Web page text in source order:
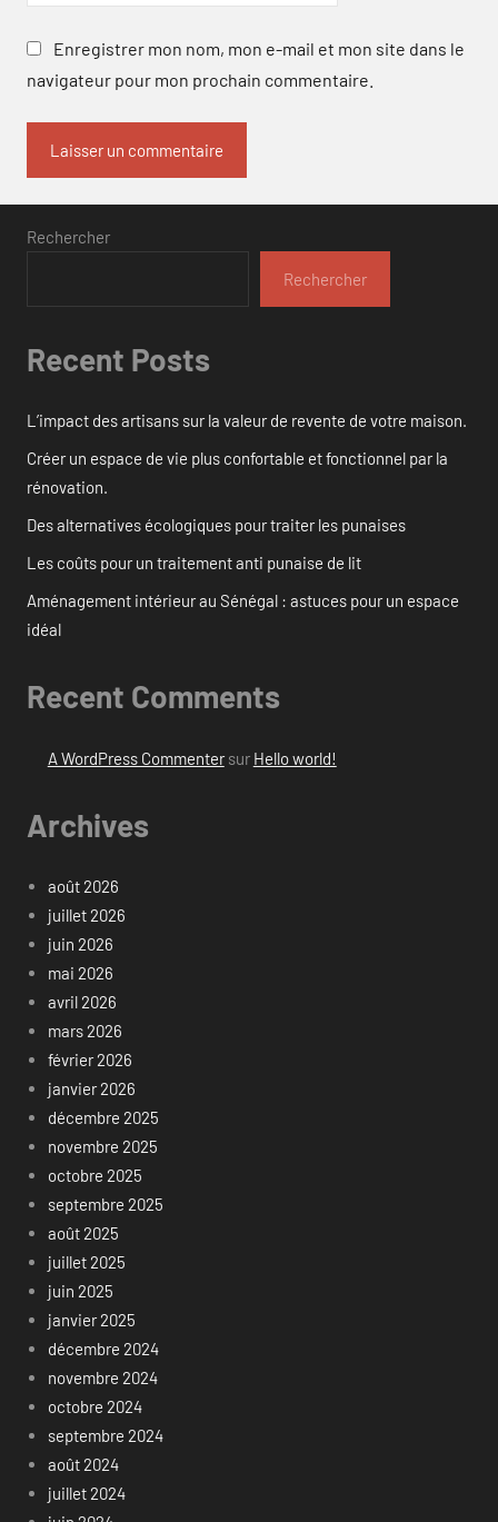
Enregistrer mon nom, mon e-mail et mon site dans le
navigateur pour mon prochain commentaire.
Rechercher
Rechercher
Recent Posts
L’impact des artisans sur la valeur de revente de votre maison.
Créer un espace de vie plus confortable et fonctionnel par la
rénovation.
Des alternatives écologiques pour traiter les punaises
Les coûts pour un traitement anti punaise de lit
Aménagement intérieur au Sénégal : astuces pour un espace
idéal
Recent Comments
A WordPress Commentersur Hello world!
Archives
août 2026
juillet 2026
juin 2026
mai 2026
avril 2026
mars 2026
février 2026
janvier 2026
décembre 2025
novembre 2025
octobre 2025
septembre 2025
août 2025
juillet 2025
juin 2025
janvier 2025
décembre 2024
novembre 2024
octobre 2024
septembre 2024
août 2024
juillet 2024